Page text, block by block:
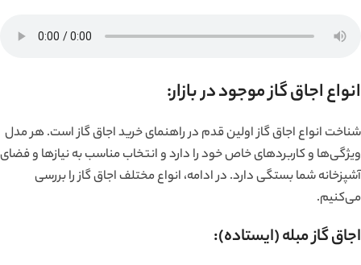
انواع اجاق گاز موجود در بازار:
شناخت انواع اجاق گاز اولین قدم در راهنمای خرید اجاق گاز است. هر مدل
ویژگی‌ها و کاربردهای خاص خود را دارد و انتخاب مناسب به نیازها و فضای
آشپزخانه شما بستگی دارد. در ادامه، انواع مختلف اجاق گاز را بررسی
می‌کنیم.
اجاق گاز مبله (ایستاده):